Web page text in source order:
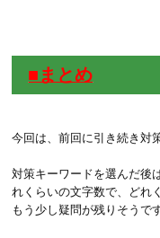
■まとめ
今回は、前回に引き続き対
対策キーワードを選んだ後
れくらいの文字数で、どれ
もう少し疑問が残りそうです